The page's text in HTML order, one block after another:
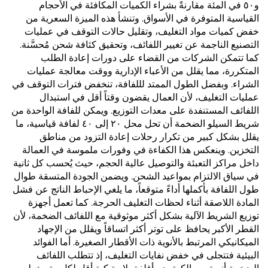
و٥٠ في المئة مقارنةً بشراء الكميات المكافئة في الأحجام
القياسية المتوفرة في الأسواق. وتنشأ هذه الميزة السعرية من
خفض كميات مواد التغليف، وتقليل حالات التوقف في عمليات
التصنيع الناجمة عن تغيير اللفائف، وتحقيق كثافة شحن مُحسَّنة.
كما تتمكن الشركات من القضاء على دورات إعادة الطلب
المتكررة، مما يقلل من الأعباء الإدارية ووقت معالجة عمليات
الشراء. وبفضل الطول الممتد لللفافة، تنخفض فترات التوقف في
عمليات التغليف، لأن العمال يقضون وقتاً أقل في استبدال
اللفائف المستنفدة على معدات التوزيع. ويمكن للفافة الواحدة من
شريط السيلو الضخمة أن تحل محل ٢٠ إلى ٤٠ لفافة قياسية، ما
يقلل بشكل كبير من تكرار رحلات إعادة التزود من مناطق
التخزين. وينعكس هذا الكفاءة في وفورات ملموسة في العمالة
داخل مراكز التعبئة والتوصيل عالية الحجم، حيث يُحسب كل ثانية
في سياق الالتزام بمواعيد الشحن. ويضمن الجودة المتسقة طوال
طول اللفافة بأكملها أداءً متوقعاً، ما يلغي الإحباط الناتج عن فشل
المادة اللاصقة أثناء لحظات التغليف الحرجة. كما تعمل أجهزة
توزيع الشريط الآلية بشكل أكثر موثوقية مع اللفائف الضخمة، لأن
القطر الأكبر يحافظ على توتر أكثر اتساقاً ويقلل من الإجهاد
الميكانيكي المرتبط بالأنوية ذات الأقطار الصغيرة. أما الفوائد
البيئية فتتجلى في خفض نفايات التغليف، إذ تتطلب اللفائف